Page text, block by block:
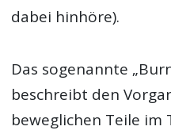
dabei hinhöre).
Das sogenannte
beschreibt den
beweglichen Teile im